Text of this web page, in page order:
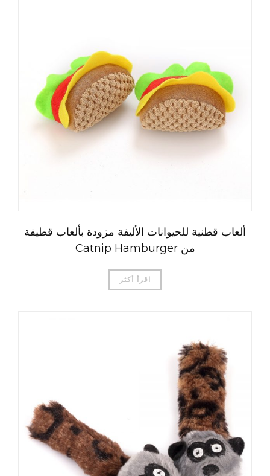
ألعاب قطنية للحيوانات الأليفة مزودة بألعاب قطيفة
من Catnip Hamburger
اقرأ أكثر